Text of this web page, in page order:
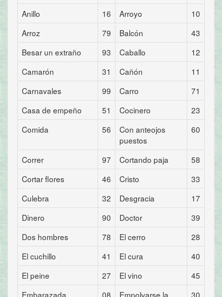
Anillo 16 Arroyo
10
Arroz
79 Balcón
43
Besar un extraño
93 Caballo
12
Camarón
31 Cañón
11
Carnavales
99 Carro
71
Casa de empeño
51 Cocinero
23
Comida
56
Con anteojos
puestos
60
Correr 97 Cortando paja
58
Cortar flores
46 Cristo
33
Culebra
32 Desgracia
17
Dinero
90 Doctor
39
Dos hombres
78 El cerro
28
El cuchillo
41 El cura
40
El peine
27 El vino
45
Embarazada
08
Empolvarse la
30